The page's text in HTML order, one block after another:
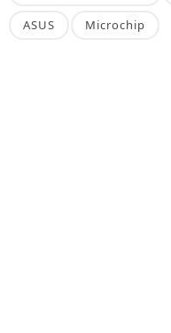
ASUS Microchip